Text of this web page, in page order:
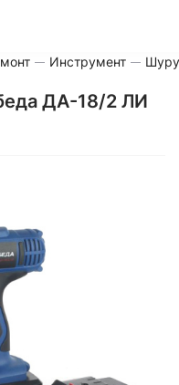
Инструмент
ДА-18/2 ЛИ